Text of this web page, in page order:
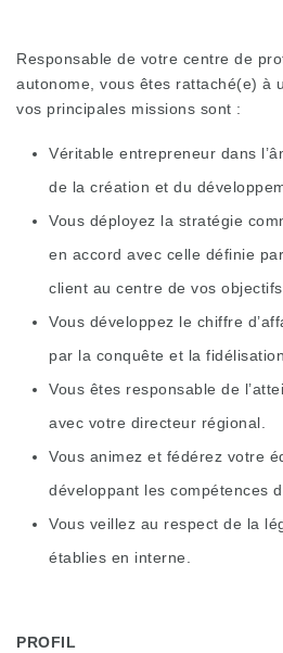
Responsable de votre centre de
autonome, vous êtes rattaché(e) à
vos principales missions sont :
Véritable entrepreneur dans
de la création et du
Vous déployez la stratégie
en accord avec celle définie
client au centre de vos
Vous développez le chiffre
par la conquête et la
Vous êtes responsable de
avec votre directeur régional.
Vous animez et fédérez votre
développant les compétences
Vous veillez au respect de la
établies en interne.
PROFIL